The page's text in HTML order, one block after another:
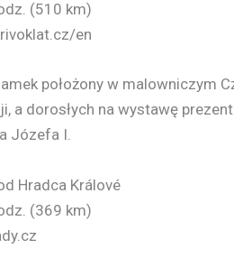
(510 km)
en
położony w malowniczym
a dorosłych na wystawę
Józefa I.
Hradca Králové
(369 km)